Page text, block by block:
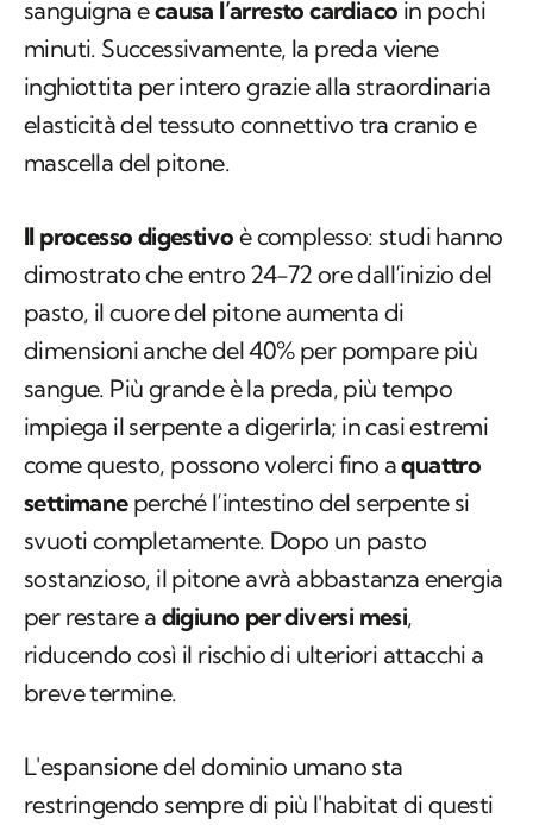
sanguigna ecausa l’arresto cardiaco in pochi
minuti. Successivamente, la preda viene
inghiottita per intero grazie alla straordinaria
elasticità del tessuto connettivo tra cranio e
mascella del pitone.
Il processo digestivo è complesso: studi hanno
dimostrato che entro 24-72 ore dall’inizio del
pasto, il cuore del pitone aumenta di
dimensioni anche del 40% per pompare più
sangue. Più grande è la preda, più tempo
impiega il serpente a digerirla; in casi estremi
come questo, possono volerci fino aquattro
settimaneperché l’intestino del serpente si
svuoti completamente. Dopo un pasto
sostanzioso, il pitone avrà abbastanza energia
per restare a digiuno per diversi mesi,
riducendo così il rischio di ulteriori attacchi a
breve termine.
L'espansione del dominio umano sta
restringendo sempre di più l'habitat di questi